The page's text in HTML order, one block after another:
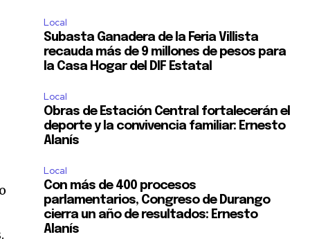
Local
Subasta Ganadera de la Feria Villista
recauda más de 9 millones de pesos para
la Casa Hogar del DIF Estatal
Local
Obras de Estación Central fortalecerán el
deporte y la convivencia familiar: Ernesto
Alanís
Local
Con más de 400 procesos
parlamentarios, Congreso de Durango
cierra un año de resultados: Ernesto
Alanís